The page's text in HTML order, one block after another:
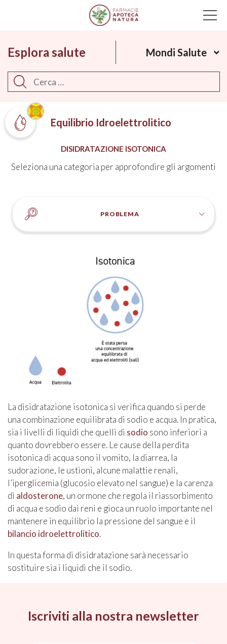
Main Navigation
Esplora salute Mondi Salute
Cerca
Equilibrio Idroelettrolitico
DISIDRATAZIONE ISOTONICA
Seleziona una categoria per approfondire gli argomenti
PROBLEMA
La disidratazione isotonica si verifica quando si perde
una combinazione equilibrata di sodio e acqua. In pratica,
sia i livelli di liquidi che quelli di sodio sono inferiori a
quanto dovrebbero essere. Le cause della perdita
isotonica di acqua sono il vomito, la diarrea, la
sudorazione, le ustioni, alcune malattie renali,
l’iperglicemia (glucosio elevato nel sangue) e la carenza
di aldosterone, un ormone che regola il riassorbimento
di acqua e sodio dai reni e gioca un ruolo importante nel
mantenere in equilibrio la pressione del sangue e il
bilancio idroelettrolitico.
In questa forma di disidratazione sarà necessario
sostituire sia i liquidi che il sodio.
Iscriviti alla nostra newsletter